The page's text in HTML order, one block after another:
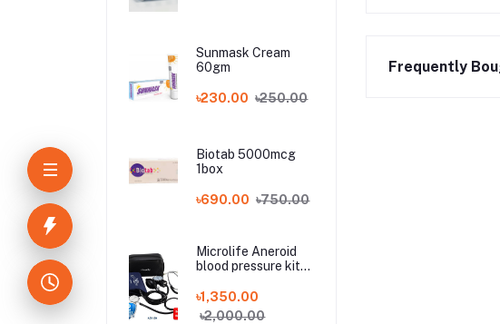
Sunmask Cream
60gm
৳230.00 ৳250.00
Biotab 5000mcg
1box
৳690.00 ৳750.00
Microlife Aneroid
blood pressure kit
৳1,350.00
৳2,000.00
Frequently